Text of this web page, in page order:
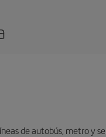
de autobús, metro y